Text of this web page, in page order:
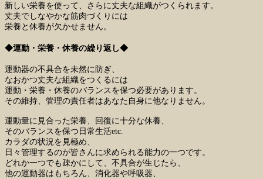
新しい栄養を使って、さらに丈夫な組織がつくられます。
丈夫でしなやかな筋肉づくりには
栄養と休養が欠かせません。
◆運動・栄養・休養の繰り返し◆
運動器の不具合を未然に防ぎ、
なおかつ丈夫な組織をつくるには
運動・栄養・休養のバランスを保つ必要があります。
その維持、管理の責任者はあなた自身に他なりません。
運動量に見合った栄養、回復に十分な休養、
そのバランスを保つ日常生活etc.
カラダの状況を見極め、
日々管理するのが皆さんに求められる能力の一つです。
どれか一つでも疎かにして、不具合が生じたら、
他の運動器はもちろん、消化器や呼吸器、